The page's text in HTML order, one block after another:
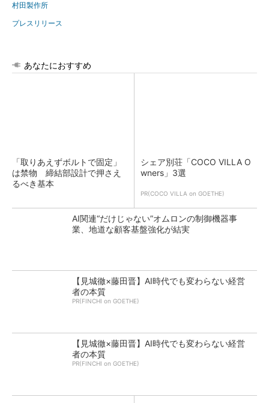
村田製作所
プレスリリース
あなたにおすすめ
「取りあえずボルトで固定」
は禁物 締結部設計で押さえ
るべき基本
シェア別荘「COCO VILLA O
wners」3選
PR(COCO VILLA on GOETHE)
AI関連“だけじゃない”オムロンの制御機器事
業、地道な顧客基盤強化が結実
【見城徹×藤田晋】AI時代でも変わらない経営
者の本質
PR(FINCHI on GOETHE)
【見城徹×藤田晋】AI時代でも変わらない経営
者の本質
PR(FINCHI on GOETHE)